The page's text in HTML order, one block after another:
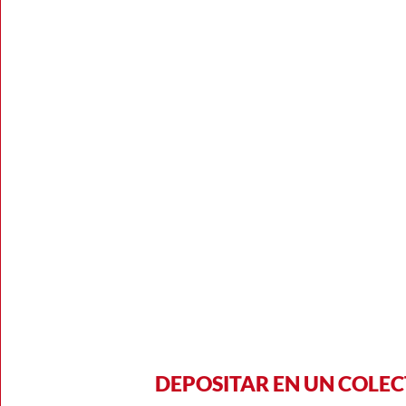
DEPOSITAR EN UN